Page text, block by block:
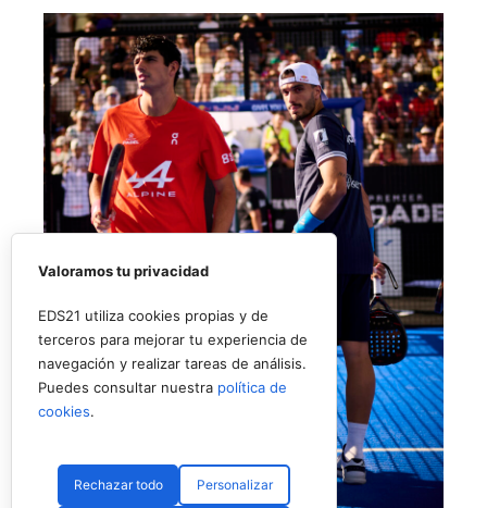
Valoramos tu privacidad
EDS21 utiliza cookies propias y de
terceros para mejorar tu experiencia de
navegación y realizar tareas de análisis.
Puedes consultar nuestra política de
cookies.
Rechazar todo Personalizar